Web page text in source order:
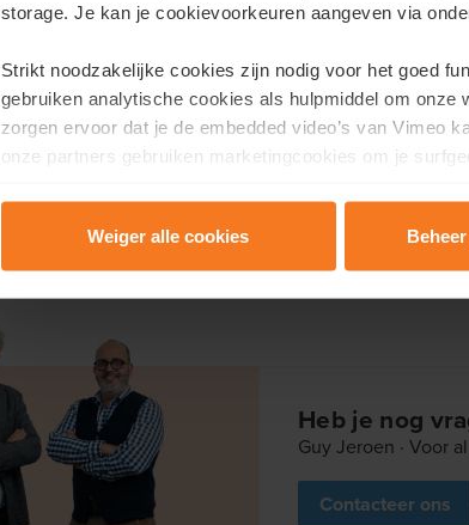
storage. Je kan je cookievoorkeuren aangeven via
Strikt noodzakelijke cookies zijn nodig voor het goed
gebruiken analytische cookies als hulpmiddel om
zorgen ervoor dat je de embedded video’s van Vimeo
onze partners gebruiken marketingcookies om je
Lees er meer over in onzePrivacy & Cookie Policy.
Weiger alle cookies
Permanentie op dinsdag
Je bent op dinsdag van harte welkom om te
jou graag tussen 15u en 17u in de kijkwoning.
Tijdens deze permanentie gidsen we jou
Heb je nog
Guy Jeroen · Voor
Contacteer ons